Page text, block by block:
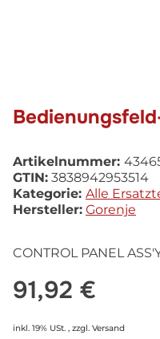
Artikelnummer:
GTIN: 3838942953514
Kategorie: Alle
Hersteller: Gorenje
CONTROL PANEL
91,92 €
inkl. 19% USt. , zzgl. Versand